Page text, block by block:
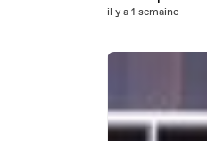
il y a 1 semaine